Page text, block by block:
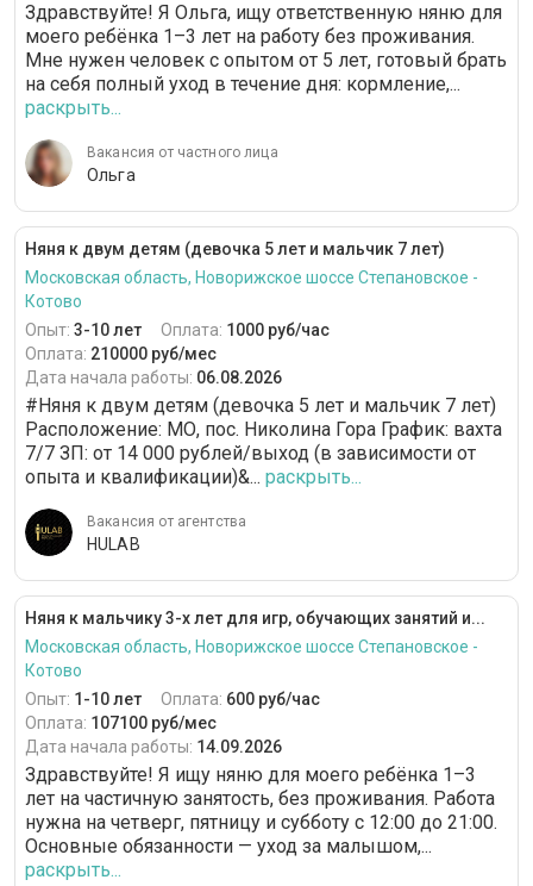
Здравствуйте! Я Ольга, ищу ответственную няню для
моего ребёнка 1–3 лет на работу без проживания.
Мне нужен человек с опытом от 5 лет, готовый брать
на себя полный уход в течение дня: кормление,...
раскрыть...
Вакансия от частного лица
Ольга
Няня к двум детям (девочка 5 лет и мальчик 7 лет)
Московская область, Новорижское шоссе Степановское -
Котово
Опыт: 3-10 лет Оплата: 1000 руб/час
Оплата: 210000 руб/мес
Дата начала работы: 06.08.2026
#Няня к двум детям (девочка 5 лет и мальчик 7 лет)
Расположение: МО, пос. Николина Гора График: вахта
7/7 ЗП: от 14 000 рублей/выход (в зависимости от
опыта и квалификации)&... раскрыть...
Вакансия от агентства
HULAB
Няня к мальчику 3-х лет для игр, обучающих занятий и...
Московская область, Новорижское шоссе Степановское -
Котово
Опыт: 1-10 лет Оплата: 600 руб/час
Оплата: 107100 руб/мес
Дата начала работы: 14.09.2026
Здравствуйте! Я ищу няню для моего ребёнка 1–3
лет на частичную занятость, без проживания. Работа
нужна на четверг, пятницу и субботу с 12:00 до 21:00.
Основные обязанности — уход за малышом,...
раскрыть...